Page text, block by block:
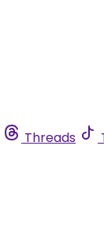
Threads